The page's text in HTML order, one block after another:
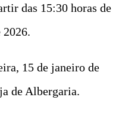
das 15:30 horas de
15 de janeiro de
de Albergaria.